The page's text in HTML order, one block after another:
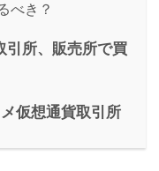
べき？
引所、販売所で買
仮想通貨取引所